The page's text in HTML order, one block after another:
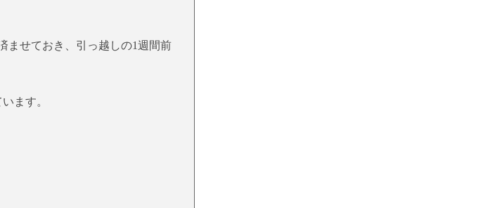
ませておき、引っ越しの1週間前
ます。